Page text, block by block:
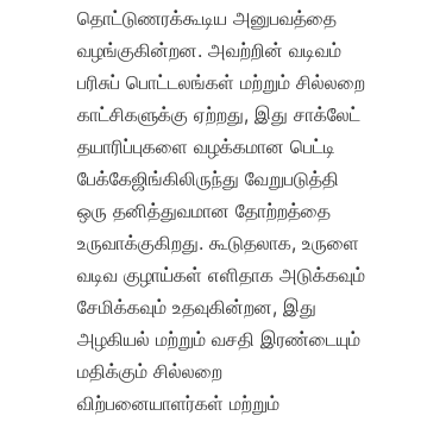
தொட்டுணரக்கூடிய அனுபவத்தை
வழங்குகின்றன. அவற்றின் வடிவம்
பரிசுப் பொட்டலங்கள் மற்றும் சில்லறை
காட்சிகளுக்கு ஏற்றது, இது சாக்லேட்
தயாரிப்புகளை வழக்கமான பெட்டி
பேக்கேஜிங்கிலிருந்து வேறுபடுத்தி
ஒரு தனித்துவமான தோற்றத்தை
உருவாக்குகிறது. கூடுதலாக, உருளை
வடிவ குழாய்கள் எளிதாக அடுக்கவும்
சேமிக்கவும் உதவுகின்றன, இது
அழகியல் மற்றும் வசதி இரண்டையும்
மதிக்கும் சில்லறை
விற்பனையாளர்கள் மற்றும்